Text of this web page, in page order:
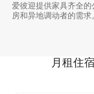
爱彼迎提供家具齐全
房和异地调动者的需求。
月租住